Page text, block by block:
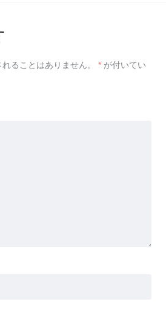
ることはありません。 * が付いてい